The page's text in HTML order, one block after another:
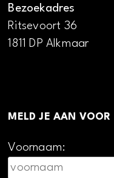
Bezoekadres
Ritsevoort 36
1811 DP Alkmaar
MELD JE AAN VOOR
Voornaam: